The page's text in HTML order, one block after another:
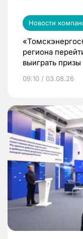
Новости
региона
выиграть призы
09:10 / 03.08.26